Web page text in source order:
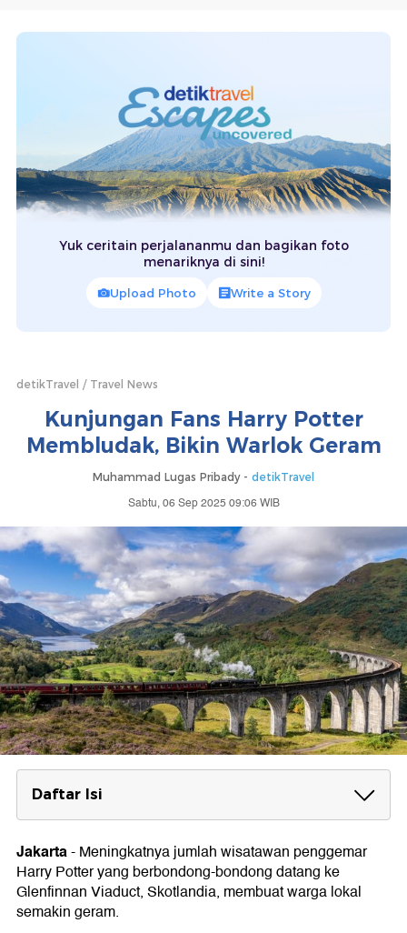
Yuk ceritain perjalananmu dan bagikan foto
menariknya di sini!
Upload Photo Write a Story
detikTravel Travel News
Kunjungan Fans Harry Potter
Membludak, Bikin Warlok Geram
Muhammad Lugas Pribady - detikTravel
Sabtu, 06 Sep 2025 09:06 WIB
Daftar Isi
Lonjakan Turis Timbulkan Masalah Serius
Petugas Wisata Pakai Kamera Tubuh Demi
Keamanan
Jakarta-Meningkatnya jumlah wisatawan penggemar
Harry Potter yang berbondong-bondong datang ke
Glenfinnan Viaduct, Skotlandia, membuat warga lokal
semakin geram.